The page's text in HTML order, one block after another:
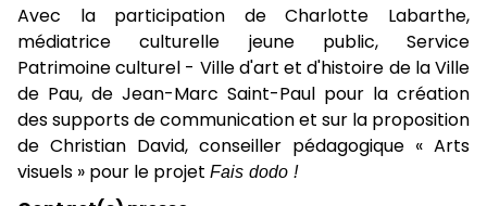
Avec la participation de Charlotte Labarthe,
médiatrice culturelle jeune public, Service
Patrimoine culturel - Ville d'art et d'histoire de la Ville
de Pau, de Jean-Marc Saint-Paul pour la création
des supports de communication et sur la proposition
de Christian David, conseiller pédagogique « Arts
visuels » pour le projet Fais dodo !